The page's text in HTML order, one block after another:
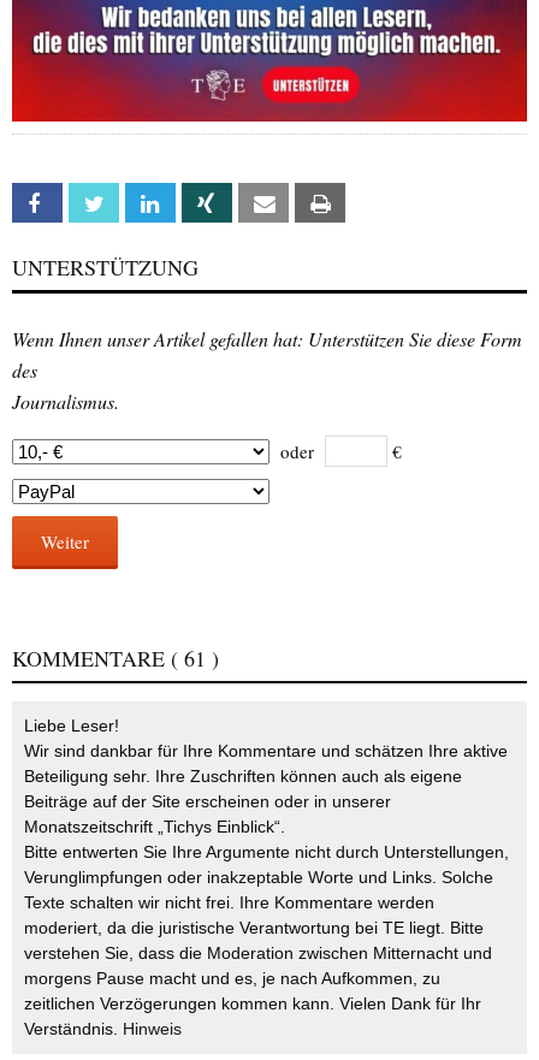
Facebook Twitter Linkedin Xing Email
UNTERSTÜTZUNG
Wenn Ihnen unser Artikel gefallen hat: Unterstützen Sie diese Form
des
Journalismus.
oder €
Weiter
KOMMENTARE ( 61 )
Liebe Leser!
Wir sind dankbar für Ihre Kommentare und schätzen Ihre aktive
Beteiligung sehr. Ihre Zuschriften können auch als eigene
Beiträge auf der Site erscheinen oder in unserer
Monatszeitschrift „Tichys Einblick“.
Bitte entwerten Sie Ihre Argumente nicht durch Unterstellungen,
Verunglimpfungen oder inakzeptable Worte und Links. Solche
Texte schalten wir nicht frei. Ihre Kommentare werden
moderiert, da die juristische Verantwortung bei TE liegt. Bitte
verstehen Sie, dass die Moderation zwischen Mitternacht und
morgens Pause macht und es, je nach Aufkommen, zu
zeitlichen Verzögerungen kommen kann. Vielen Dank für Ihr
Verständnis. Hinweis